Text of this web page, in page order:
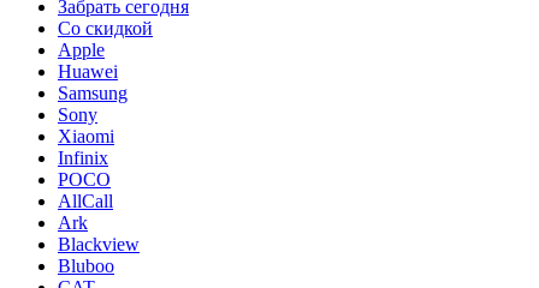
Забрать сегодня
Со скидкой
Apple
Huawei
Samsung
Sony
Xiaomi
Infinix
POCO
AllCall
Ark
Blackview
Bluboo